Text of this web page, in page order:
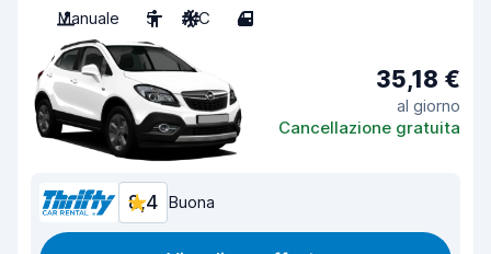
Manuale
5 A/C 4
35,18 €
al giorno
Cancellazione gratuita
8,4 Buona